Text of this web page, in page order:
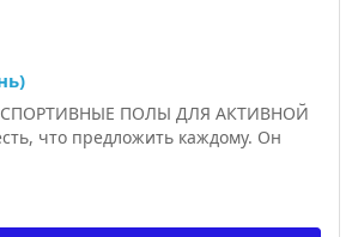
СПОРТИВНЫЕ ПОЛЫ ДЛЯ АКТИВНОЙ
что предложить каждому. Он